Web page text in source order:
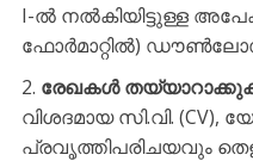
I-ൽ നൽകിയിട്ടുള്ള
ഫോർമാറ്റിൽ)
രേഖകൾ
വിശദമായ സി.വി.
പ്രവൃത്തിപരിചയവും